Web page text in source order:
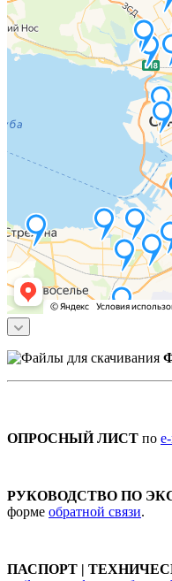
ОПРОСНЫЙ ЛИСТ по
РУКОВОДСТВО ПО
форме обратной связи.
ПАСПОРТ |